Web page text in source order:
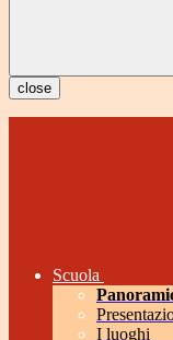
close
Scuola
I luoghi